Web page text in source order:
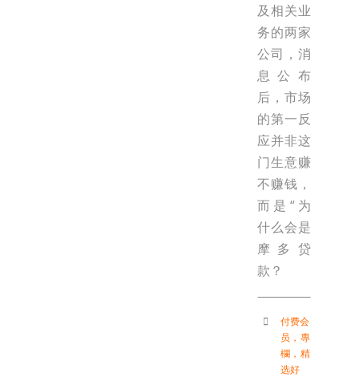
及相关业
务的两家
公司，消
息公布
后，市场
的第一反
应并非这
门生意赚
不赚钱，
而是“为
什么会是
摩多贷
款？
付费会
员 ， 專
欄 ， 精
选好